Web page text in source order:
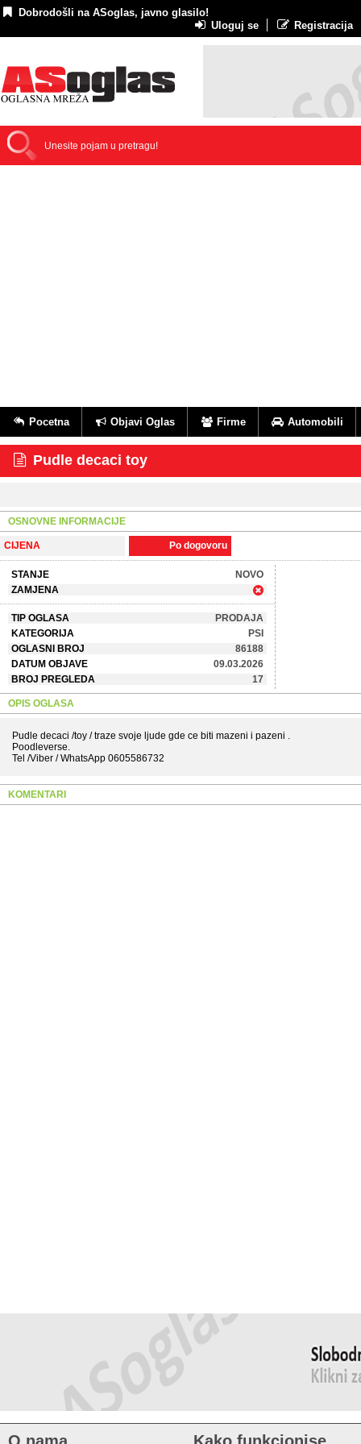
Dobrodošli na ASoglas, javno glasilo!
Uloguj se
Registracija
Pocetna Objavi Oglas Firme Automobili
Pudle decaci toy
OSNOVNE INFORMACIJE
CIJENA Po dogovoru
STANJE
NOVO
ZAMJENA
TIP OGLASA
PRODAJA
KATEGORIJA
PSI
OGLASNI BROJ
86188
DATUM OBJAVE
09.03.2026
BROJ PREGLEDA
17
OPIS OGLASA
Pudle decaci /toy / traze svoje ljude gde ce biti mazeni i pazeni .
Poodleverse.
Tel /Viber / WhatsApp 0605586732
KOMENTARI